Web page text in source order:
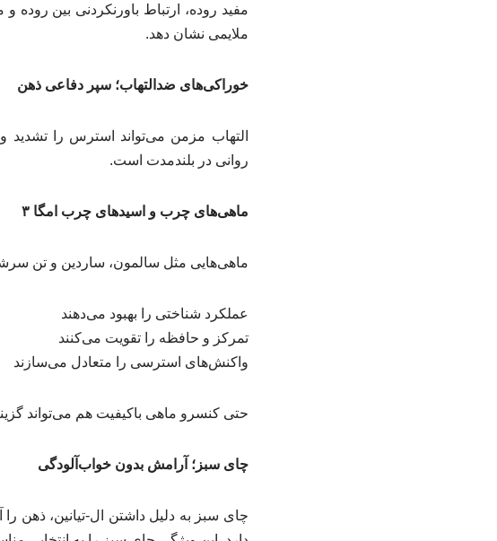
مفید روده، ارتباط باورنکردنی بین
ملایمی نشان دهد.
خوراکی‌های ضدالتهاب؛ سپر دفاعی ذهن
التهاب مزمن می‌تواند استرس را تشدید
روانی در بلندمدت است.
ماهی‌های چرب و اسیدهای چرب امگا ۳
ماهی‌هایی مثل سالمون، ساردین و تن سرشار از امگا ۳ هستند. تاثیر این چربی‌ها به
عملکرد شناختی را بهبود می‌دهند
تمرکز و حافظه را تقویت می‌کنند
واکنش‌های استرسی را متعادل می‌سازند
حتی کنسرو ماهی باکیفیت هم می‌تواند
چای سبز؛ آرامش بدون خواب‌آلودگی
چای سبز به دلیل داشتن ال-تیانین، ذهن